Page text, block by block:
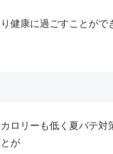
健康に過ごすことがで
カロリーも低く夏バテ対
が